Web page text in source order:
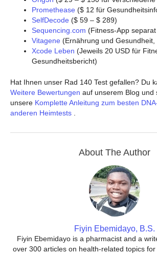
Promethease ($ 12 für
SelfDecode ($ 59 – $ 289)
Sequencing.com (Fitness-App
Vitagene (Ernährung und Gesundheit,
Xcode Leben (Jeweils 20 USD für
Gesundheitsbericht)
Hat Ihnen unser Rad 140 Test gefallen? Du
Weitere Bewertungen auf unserem Blog und
unsere Komplette Anleitung zum besten
anderen Heimtests
About The Author
Fiyin Ebemidayo, B.S.
Fiyin Ebemidayo is a pharmacist and a
over 300 articles on health-related topics